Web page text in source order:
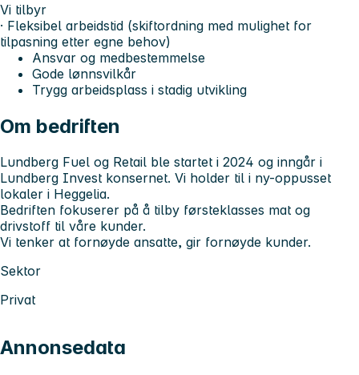
Vi tilbyr
· Fleksibel arbeidstid (skiftordning med mulighet for
tilpasning etter egne behov)
Ansvar og medbestemmelse
Gode lønnsvilkår
Trygg arbeidsplass i stadig utvikling
Om bedriften
Lundberg Fuel og Retail ble startet i 2024 og inngår i
Lundberg Invest konsernet. Vi holder til i ny-oppusset
lokaler i Heggelia.
Bedriften fokuserer på å tilby førsteklasses mat og
drivstoff til våre kunder.
Vi tenker at fornøyde ansatte, gir fornøyde kunder.
Sektor
Privat
Annonsedata